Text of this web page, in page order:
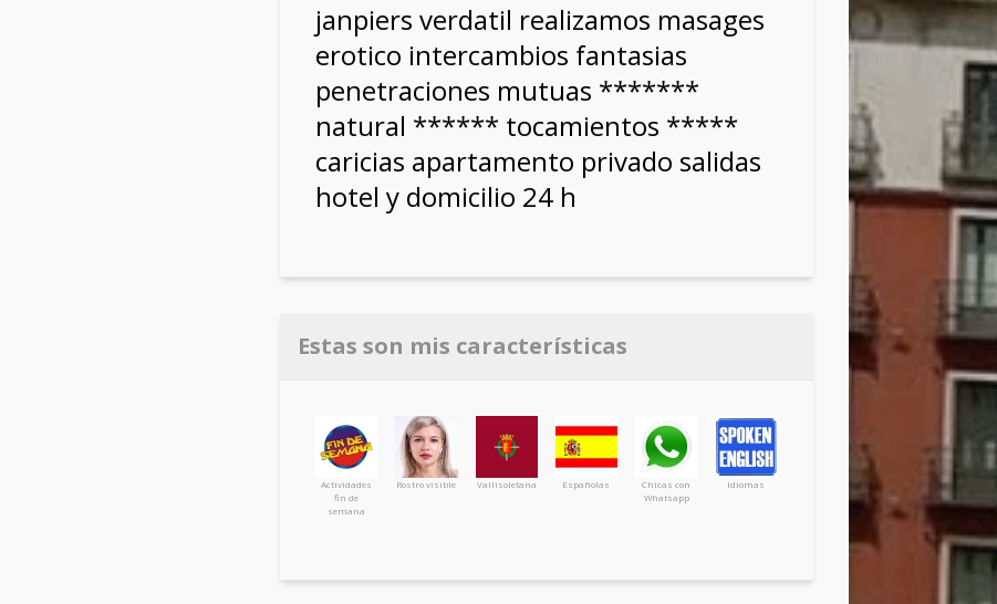
janpiers verdatil realizamos masages
erotico intercambios fantasias
penetraciones mutuas *******
natural ****** tocamientos *****
caricias apartamento privado salidas
hotel y domicilio 24 h
Estas son mis características
Actividades
fin de
semana
Rostro visible Vallisoletana Españolas
Chicas con
Whatsapp
Idiomas